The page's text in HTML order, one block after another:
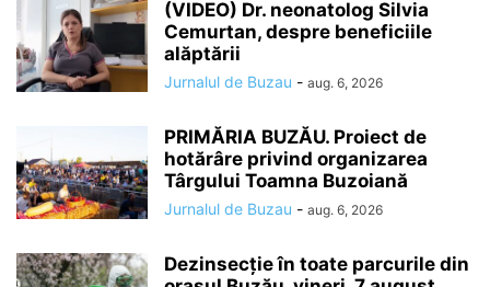
(VIDEO) Dr. neonatolog Silvia
Cemurtan, despre beneficiile
alăptării
Jurnalul de Buzau - aug. 6, 2026
PRIMĂRIA BUZĂU. Proiect de
hotărâre privind organizarea
Târgului Toamna Buzoiană
Jurnalul de Buzau - aug. 6, 2026
Dezinsecție în toate parcurile din